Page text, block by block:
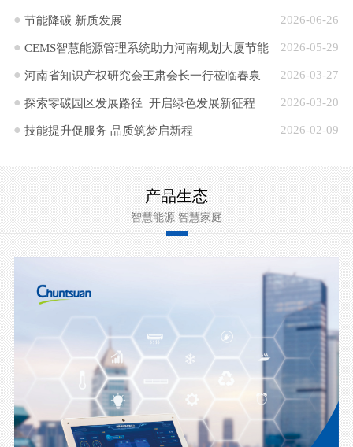
2026-06-26
节能降碳 新质发展
2026-05-29
CEMS智慧能源管理系统助力河南规划大厦节能
降碳 2026-03-27
河南省知识产权研究会王肃会长一行莅临春泉
节能调研指导 2026-03-20
探索零碳园区发展路径 开启绿色发展新征程
2026-02-09
技能提升促服务 品质筑梦启新程
— 产品生态 —
智慧能源 智慧家庭